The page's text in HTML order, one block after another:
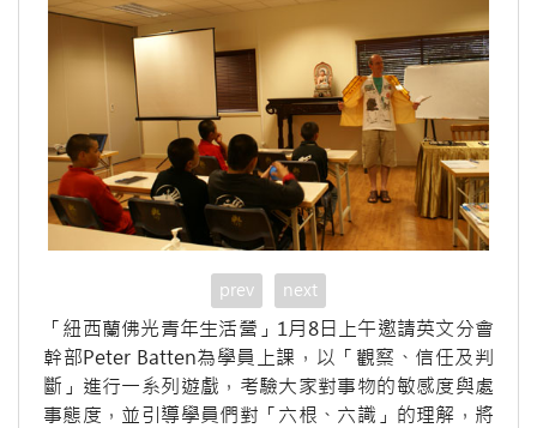
prev next
「紐西蘭佛光青年生活營」1月8日上午邀請英文分會
幹部Peter Batten為學員上課，以「觀察、信任及判
斷」進行一系列遊戲，考驗大家對事物的敏感度與處
事態度，並引導學員們對「六根、六識」的理解，將